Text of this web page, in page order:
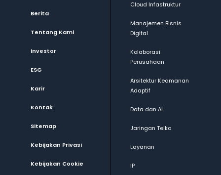
Berita
Tentang Kami
Investor
ESG
Karir
Kontak
Sitemap
Kebijakan Privasi
Kebijakan Cookie
Cloud Infastruktur
Manajemen Bisnis
Digital
Kolaborasi
Perusahaan
Arsitektur Keamanan
Adaptif
Data dan AI
Jaringan Telko
Layanan
IP